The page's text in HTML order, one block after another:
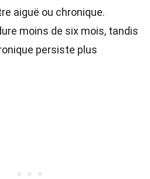
aiguë ou chronique.
moins de six mois, tandis
persiste plus